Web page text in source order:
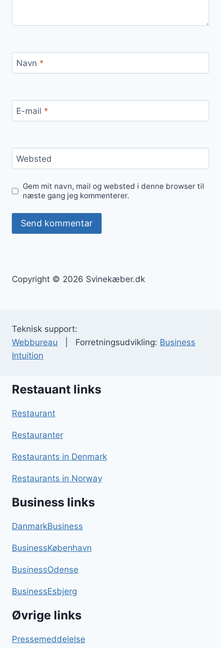
Navn *
E-mail *
Websted
Gem mit navn, mail og websted i denne browser til
næste gang jeg kommenterer.
Copyright © 2026 Svinekæber.dk
Teknisk support:
Webbureau | Forretningsudvikling: Business
Intuition
Restauant links
Restaurant
Restauranter
Restaurants in Denmark
Restaurants in Norway
Business links
DanmarkBusiness
BusinessKøbenhavn
BusinessOdense
BusinessEsbjerg
Øvrige links
Pressemeddelelse